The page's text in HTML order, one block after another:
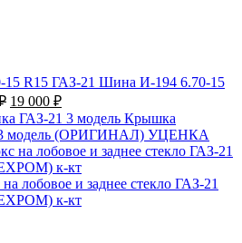
Шина И-194 6.70-15
Первоначальная
цена
составляла
19
800 ₽.
19 000 ₽Текущая
цена:
19
000 ₽.
Крышка
3 модель (ОРИГИНАЛ) УЦЕНКА
лобовое и заднее стекло ГАЗ-21
к-кт